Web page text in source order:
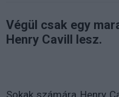
Végül csak egy
Henry Cavill lesz.
Sokak számára Henry